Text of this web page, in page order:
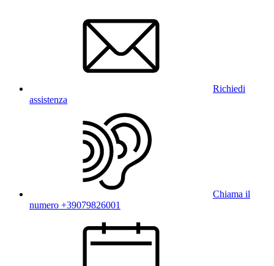
Richiedi
assistenza
Chiama il
numero +39079826001